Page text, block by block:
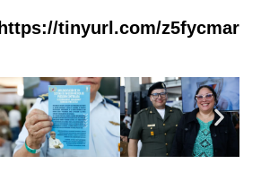
https://tinyurl.com/z5fycmar